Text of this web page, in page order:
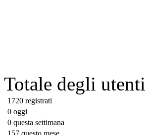
Totale degli utenti
1720 registrati
0 oggi
0 questa settimana
157 questo mese